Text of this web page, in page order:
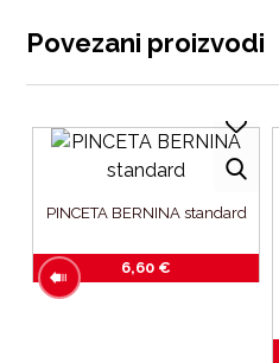
Povezani proizvodi
PINCETA BERNINA standard
6,60 €